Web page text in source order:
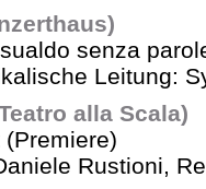
senza
Leitung:
alla Scala)
Rustioni,